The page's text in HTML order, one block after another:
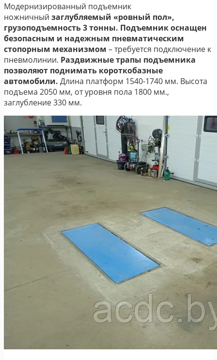
Модернизированный подъемник
ножничный заглубляемый «ровный пол»,
грузоподъемность 3 тонны. Подъемник оснащен
безопасным и надежным пневматическим
стопорным механизмом – требуется подключение к
пневмолинии. Раздвижные трапы подъемника
позволяют поднимать короткобазные
автомобили. Длина платформ 1540-1740 мм. Высота
подъема 2050 мм, от уровня пола 1800 мм.,
заглубление 330 мм.